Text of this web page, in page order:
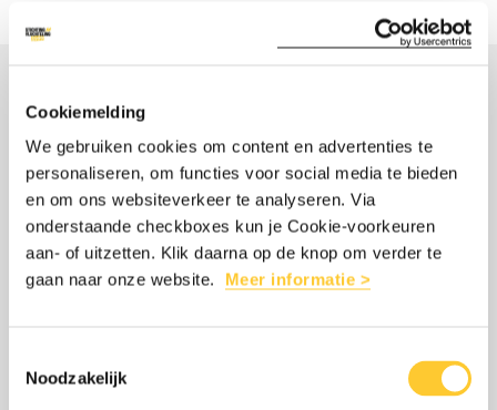
Cookiemelding
We gebruiken cookies om content en advertenties te
personaliseren, om functies voor social media te bieden
en om ons websiteverkeer te analyseren. Via
onderstaande checkboxes kun je Cookie-voorkeuren
aan- of uitzetten. Klik daarna op de knop om verder te
gaan naar onze website. Meer informatie >
Noodzakelijk
op
FacebookTwitter/Bluesky
LinkedInThreadsmail
dit
WhatsApp
MISSCHIEN OOK
INTERESSANT
WERELDWIJDE VOEDSELCRISIS:
Lees
over:
miljoenen